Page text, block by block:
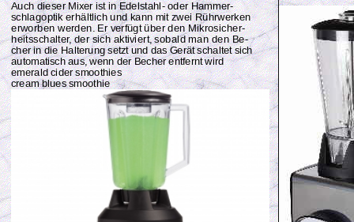
Auch dieser Mixer ist in Edelstahl- oder Hammer-
schlagoptik erhältlich und kann mit zwei Rührwerken
erworben werden. Er verfügt über den Mikrosicher-
heitsschalter, der sich aktiviert, sobald man den Be-
cher in die Halterung setzt und das Gerät schaltet sich
automatisch aus, wenn der Becher entfernt wird
emerald cider smoothies
cream blues smoothie